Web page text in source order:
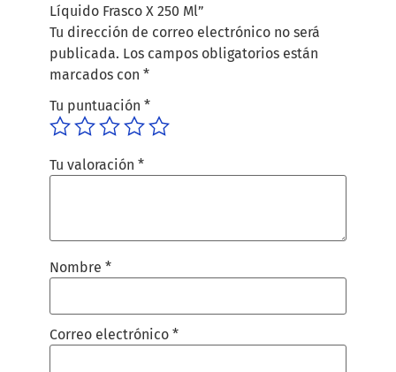
Líquido Frasco X 250 Ml”
Tu dirección de correo electrónico no será
publicada. Los campos obligatorios están
marcados con *
Tu puntuación *
Tu valoración *
Nombre *
Correo electrónico *